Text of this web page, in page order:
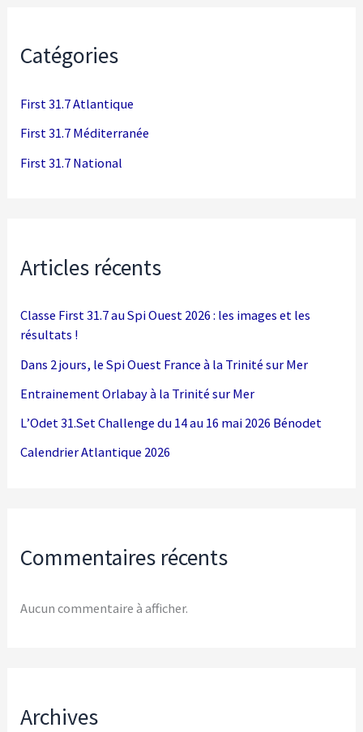
Catégories
First 31.7 Atlantique
First 31.7 Méditerranée
First 31.7 National
Articles récents
Classe First 31.7 au Spi Ouest 2026 : les images et les
résultats !
Dans 2 jours, le Spi Ouest France à la Trinité sur Mer
Entrainement Orlabay à la Trinité sur Mer
L’Odet 31.Set Challenge du 14 au 16 mai 2026 Bénodet
Calendrier Atlantique 2026
Commentaires récents
Aucun commentaire à afficher.
Archives